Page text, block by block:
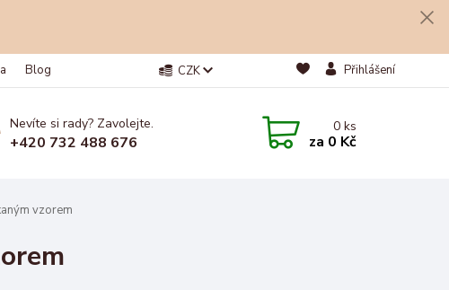
Blog CZK Přihlášení
Nevíte si rady? Zavolejte.
+420 732 488 676
0ks
za 0 Kč
vzorem